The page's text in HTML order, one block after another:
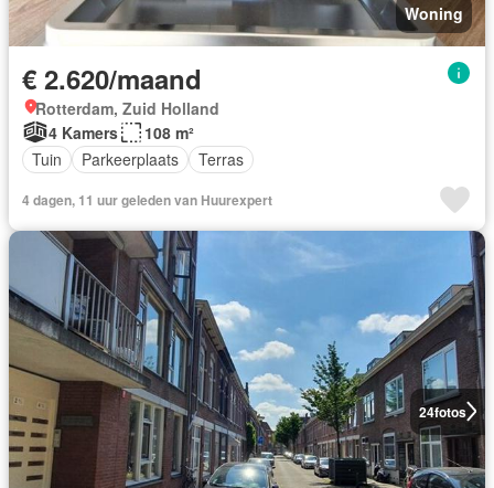
Woning
€ 2.620/maand
Rotterdam, Zuid Holland
4 Kamers
108 m²
Tuin
Parkeerplaats Terras
4 dagen, 11 uur geleden van Huurexpert
24fotos